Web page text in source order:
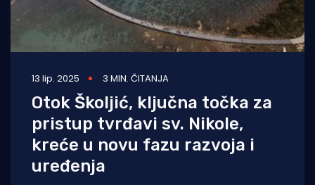
13 lip. 2025 3 MIN. ČITANJA
Otok Školjić, ključna točka za
pristup tvrđavi sv. Nikole,
kreće u novu fazu razvoja i
uređenja